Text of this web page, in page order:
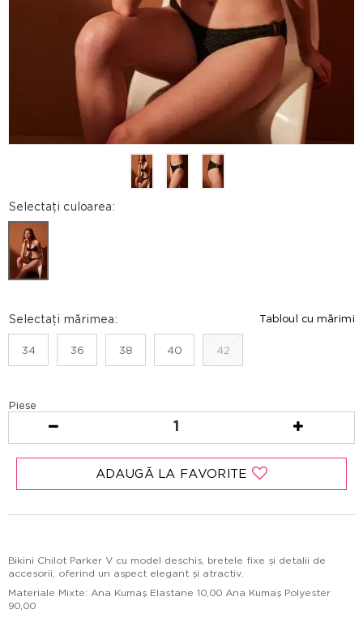
Selectați culoarea:
Selectați mărimea: Tabloul cu mărimi
34 36 38 40 42
Piese
1
ADAUGĂ LA FAVORITE
Bikini Chilot Parker V cu model deschis, bretele fixe și detalii de
accesorii, oferind un aspect elegant și atractiv.
Materiale Mixte: Ana Kumaş Elastane 10,00 Ana Kumaş Polyester
90,00